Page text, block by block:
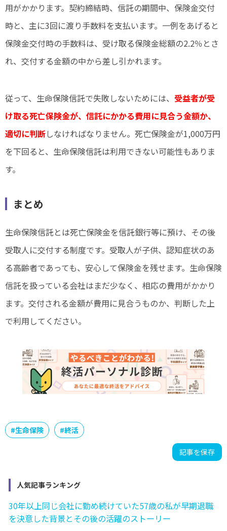
用がかかります。契約締結時、信託の期間中、保険金交付
時と、主に3回に渡り手数料を支払います。一例をあげると
保険金交付時の手数料は、受け取る保険金総額の2.2％とさ
れ、交付する金額の中から差し引かれます。
従って、生命保険信託で失敗しないためには、 受益者が受
け取る死亡保険金が、信託にかかる費用に見合う金額か、
適切に判断しなければなりません。死亡保険金が1,000万円
を下回ると、生命保険信託は利用できない可能性もありま
す。
まとめ
生命保険信託とは死亡保険金を信託銀行等に預け、その後
受取人に交付する制度です。受取人が子供、認知症状のあ
る高齢者であっても、安心して保険金を残せます。生命保険
信託を扱っている会社はまだ少なく、相応の費用がかかり
ます。交付される金額が費用に見合うものか、判断した上
で利用してください。
#生命保険 #終活
記事を保存
人気記事ランキング
30年以上同じ会社に勤め続けていた57歳の私が早期退職
を決意した背景とその後の活躍のストーリー